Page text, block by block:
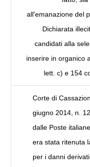
all'emanazione del
Dichiarata
candidati alla
inserire in organico
lett. c) e 154
Corte di
giugno 2014, n.
dalle Poste
era stata ritenuta
per i danni